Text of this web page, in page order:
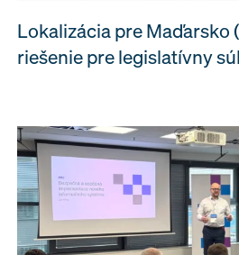
Lokalizácia pre Maďarsko
riešenie pre legislatívny